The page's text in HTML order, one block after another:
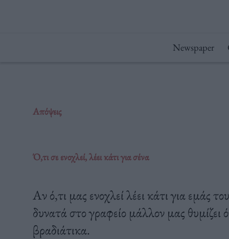
Newspaper
Απόψεις
Ό,τι σε ενοχλεί, λέει κάτι για σένα
Αν ό,τι μας ενοχλεί λέει κάτι για εμάς
δυνατά στο γραφείο μάλλον μας
βραδιάτικα.